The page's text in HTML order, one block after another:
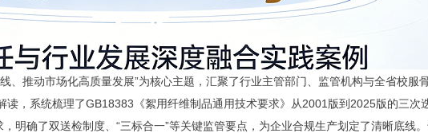
推动市场化高质量发展”为核心主题，汇聚了行业主管部门、监管机构与全省校服
，系统梳理了GB18383《絮用纤维制品通用技术要求》从2001版到2025版的三次
明确了双送检制度、“三标合一”等关键监管要点，为企业合规生产划定了清晰底线